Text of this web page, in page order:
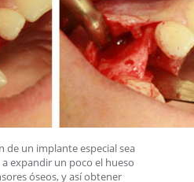
de un implante especial sea
expandir un poco el hueso
óseos, y así obtener